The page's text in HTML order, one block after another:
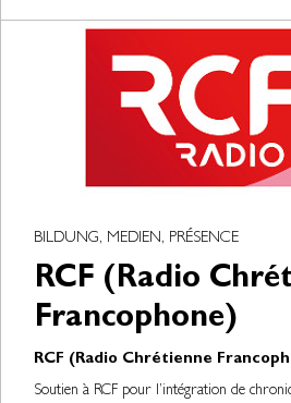
BILDUNG, MEDIEN, PRÉSENCE
RCF (Radio
Francophone)
RCF (Radio Chrétienne
Soutien à RCF pour l’intégration de